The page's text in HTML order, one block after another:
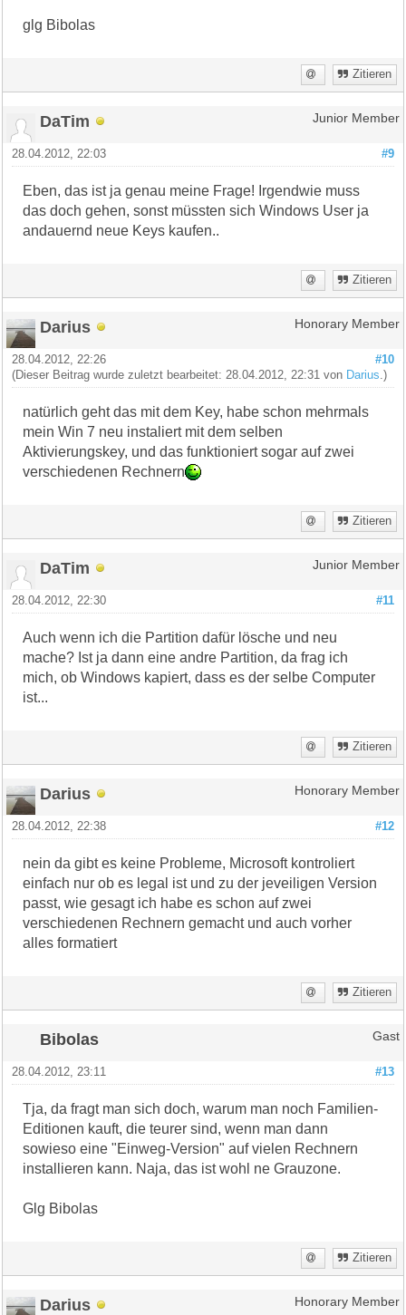
glg Bibolas
Zitieren
DaTim Junior Member
#9
28.04.2012, 22:03
Eben, das ist ja genau meine Frage! Irgendwie muss
das doch gehen, sonst müssten sich Windows User ja
andauernd neue Keys kaufen..
Zitieren
Darius Honorary Member
#10
28.04.2012, 22:26
(Dieser Beitrag wurde zuletzt bearbeitet: 28.04.2012, 22:31 von Darius .)
natürlich geht das mit dem Key, habe schon mehrmals
mein Win 7 neu instaliert mit dem selben
Aktivierungskey, und das funktioniert sogar auf zwei
verschiedenen Rechnern
Zitieren
DaTim Junior Member
#11
28.04.2012, 22:30
Auch wenn ich die Partition dafür lösche und neu
mache? Ist ja dann eine andre Partition, da frag ich
mich, ob Windows kapiert, dass es der selbe Computer
ist...
Zitieren
Darius Honorary Member
#12
28.04.2012, 22:38
nein da gibt es keine Probleme, Microsoft kontroliert
einfach nur ob es legal ist und zu der jeveiligen Version
passt, wie gesagt ich habe es schon auf zwei
verschiedenen Rechnern gemacht und auch vorher
alles formatiert
Zitieren
Bibolas Gast
#13
28.04.2012, 23:11
Tja, da fragt man sich doch, warum man noch Familien-
Editionen kauft, die teurer sind, wenn man dann
sowieso eine "Einweg-Version" auf vielen Rechnern
installieren kann. Naja, das ist wohl ne Grauzone.
Glg Bibolas
Zitieren
Darius Honorary Member